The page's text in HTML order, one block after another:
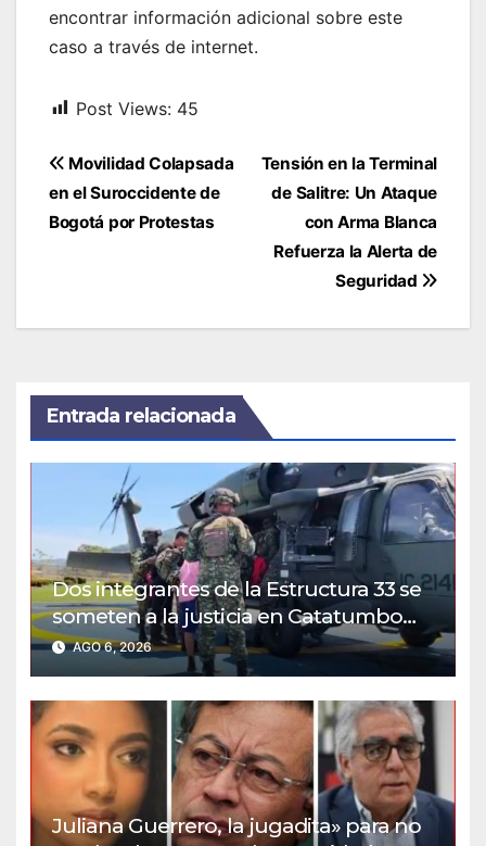
encontrar información adicional sobre este
caso a través de internet.
Post Views: 45
Navegación
de
entradas
Tensión en la Terminal
de Salitre: Un Ataque
con Arma Blanca
Refuerza la Alerta de
Seguridad
Movilidad Colapsada
en el Suroccidente de
Bogotá por Protestas
Entrada relacionada
Dos integrantes de la Estructura 33 se
someten a la justicia en Catatumbo
VIDEO
AGO 6, 2026
Juliana Guerrero, la jugadita» para no